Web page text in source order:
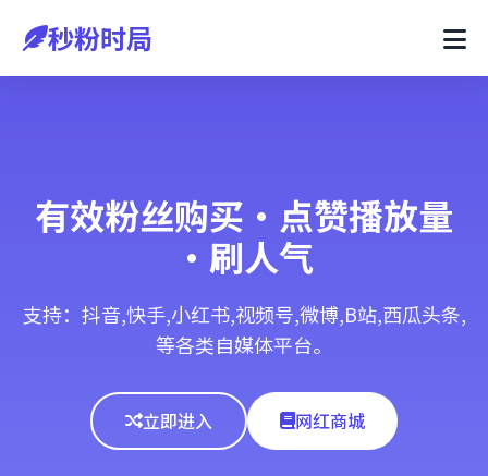
秒粉时局
有效粉丝购买·点赞播放量
·刷人气
支持：抖音,快手,小红书,视频号,微博,B站,西瓜头条,
等各类自媒体平台。
立即进入 网红商城